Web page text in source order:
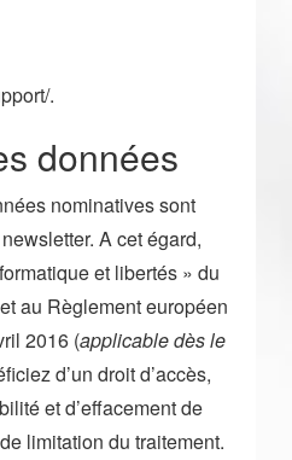
.
données
nominatives sont
A cet égard,
et libertés » du
au Règlement européen
2016 (applicable dès le
d’un droit d’accès,
et d’effacement de
limitation du traitement.